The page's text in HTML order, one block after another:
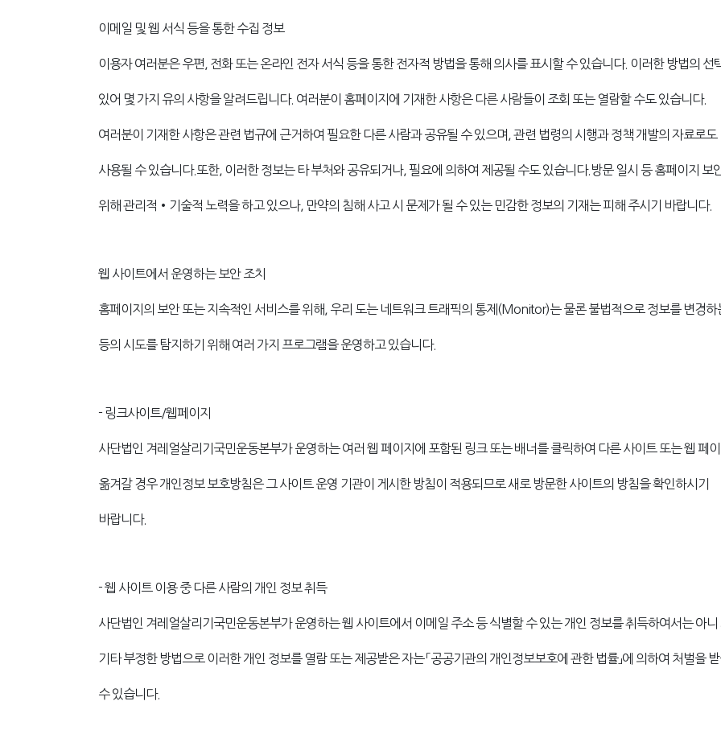
이메일 및 웹 서식 등을 통한 수집 정보
이용자 여러분은 우편, 전화 또는 온라인 전자 서식 등을 통한 전자적 방법을 통해 의사를 표시할 수 있습니다. 이러한 방법의 선
있어 몇 가지 유의 사항을 알려드립니다. 여러분이 홈페이지에 기재한 사항은 다른 사람들이 조회 또는 열람할 수도 있습니다.
여러분이 기재한 사항은 관련 법규에 근거하여 필요한 다른 사람과 공유될 수 있으며, 관련 법령의 시행과 정책 개발의 자료로도
사용될 수 있습니다.또한, 이러한 정보는 타 부처와 공유되거나, 필요에 의하여 제공될 수도 있습니다.방문 일시 등 홈페이지 보
위해 관리적•기술적 노력을 하고 있으나, 만약의 침해 사고 시 문제가 될 수 있는 민감한 정보의 기재는 피해 주시기 바랍니다.
웹 사이트에서 운영하는 보안 조치
홈페이지의 보안 또는 지속적인 서비스를 위해, 우리 도는 네트워크 트래픽의 통제(Monitor)는 물론 불법적으로 정보를 변경하
등의 시도를 탐지하기 위해 여러 가지 프로그램을 운영하고 있습니다.
- 링크사이트/웹페이지
사단법인 겨레얼살리기국민운동본부가 운영하는 여러 웹 페이지에 포함된 링크 또는 배너를 클릭하여 다른 사이트 또는 웹 페
옮겨갈 경우 개인정보 보호방침은 그 사이트 운영 기관이 게시한 방침이 적용되므로 새로 방문한 사이트의 방침을 확인하시기
바랍니다.
- 웹 사이트 이용 중 다른 사람의 개인 정보 취득
사단법인 겨레얼살리기국민운동본부가 운영하는 웹 사이트에서 이메일 주소 등 식별할 수 있는 개인 정보를 취득하여서는 아니
기타 부정한 방법으로 이러한 개인 정보를 열람 또는 제공받은 자는 「공공기관의 개인정보보호에 관한 법률」에 의하여 처벌을
수 있습니다.